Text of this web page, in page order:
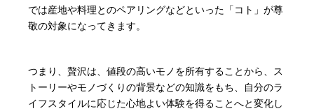
では産地や料理とのペアリングなどといった「コト」が尊
敬の対象になってきます。
つまり、贅沢は、値段の高いモノを所有することから、ス
トーリーやモノづくりの背景などの知識をもち、自分のラ
イフスタイルに応じた心地よい体験を得ることへと変化し